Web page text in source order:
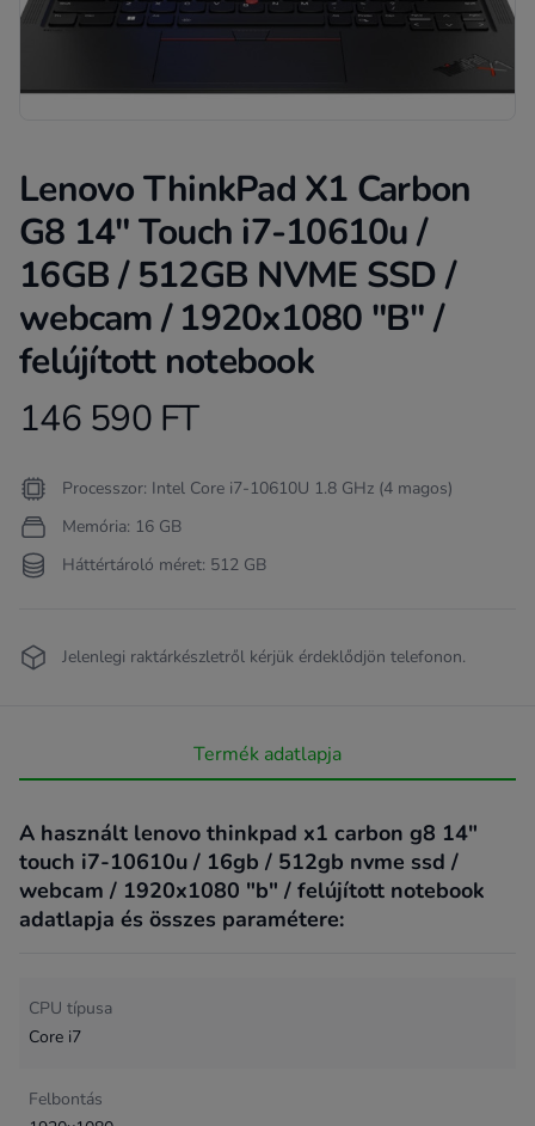
Lenovo ThinkPad X1 Carbon
G8 14" Touch i7-10610u /
16GB / 512GB NVME SSD /
webcam / 1920x1080 "B" /
felújított notebook
Product information
146 590 FT
Termékleírás
Processzor: Intel Core i7-10610U 1.8 GHz (4 magos)
Memória: 16 GB
Háttértároló méret: 512 GB
Jelenlegi raktárkészletről kérjük érdeklődjön telefonon.
Termék adatlapja
A használt lenovo thinkpad x1 carbon g8 14"
touch i7-10610u / 16gb / 512gb nvme ssd /
webcam / 1920x1080 "b" / felújított notebook
adatlapja és összes paramétere:
CPU típusa
Core i7
Felbontás